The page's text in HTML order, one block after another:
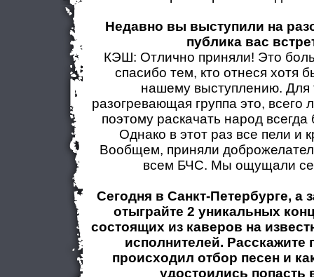
Недавно вы выступили на
публика вас
КЭШ: Отлично приняли! Это
спасибо тем, кто отнеся хотя
нашему выступлению. Для
разогревающая группа это, всего
поэтому раскачать народ
Однако в этот раз все пели и
Вообщем, приняли
всем БЧС. Мы ощущали
Сегодня в Санкт-Петербурге, а
отыграйте 2 уникальных
состоящих из каверов на
исполнителей. Расскажите
происходил отбор песен и
удостоились попасть